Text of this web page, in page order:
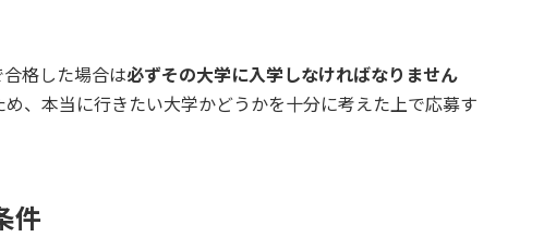
格した場合は必ずその大学に入学しなければなりません
、本当に行きたい大学かどうかを十分に考えた上で応募す
件